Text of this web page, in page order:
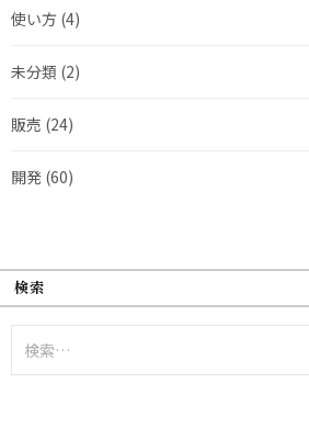
使い方 (4)
未分類 (2)
販売 (24)
開発 (60)
検索
索: